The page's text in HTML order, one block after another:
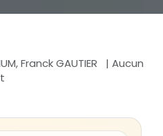
Franck GAUTIER
| Aucun